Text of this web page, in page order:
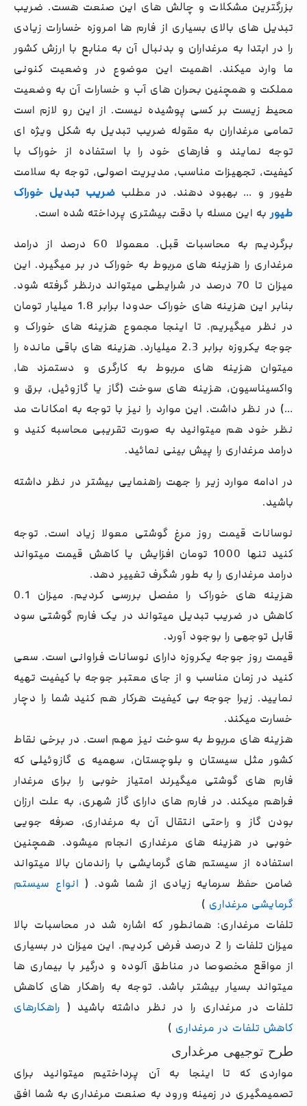
بزرگترین مشکلات و چالش های این صنعت هست. ضریب
تبدیل های بالای بسیاری از فارم ها امروزه خسارات زیادی
را در ابتدا به مرغداران و بدنبال آن به منابع با ارزش کشور
ما وارد میکند. اهمیت این موضوع در وضعیت کنونی
مملکت و همچنین بحران های آب و خسارات آن به وضعیت
محیط زیست بر کسی پوشیده نیست. از این رو لازم است
تمامی مرغداران به مقوله ضریب تبدیل به شکل ویژه ای
توجه نمایند و فارهای خود را با استفاده از خوراک با
کیفیت، تجهیزات مناسب، مدیریت اصولی، توجه به سلامت
طیور و … بهبود دهند. در مطلب ضریب تبدیل خوراک
طیور به این مسله با دقت بیشتری پرداخته شده است.
برگردیم به محاسبات قبل. معمولا 60 درصد از درامد
مرغداری را هزینه های مربوط به خوراک در بر میگیرد. این
میزان تا 70 درصد در شرایطی میتواند درنظر گرفته شود.
بنابر این هزینه های خوراک حدودا برابر 1.8 میلیار تومان
در نظر میگیریم. تا اینجا مجموع هزینه های خوراک و
جوجه یکروزه برابر 2.3 میلیارد. هزینه های باقی مانده را
میتوان هزینه های مربوط به کارگری و دستمزد ها،
واکسیناسیون، هزینه های سوخت (گاز یا گازوئیل، برق و
…) در نظر داشت. این موارد را نیز با توجه به امکانات مد
نظر خود هم میتوانید به صورت تقریبی محاسبه کنید و
درامد مرغداری را پیش بینی نمائید.
در ادامه موارد زیر را جهت راهنمایی بیشتر در نظر داشته
باشید.
نوسانات قیمت روز مرغ گوشتی معولا زیاد است. توجه
کنید تنها 1000 تومان افزایش یا کاهش قیمت میتواند
درامد مرغداری را به طور شگرف تغییر دهد.
هزینه های خوراک را مفصل بررسی کردیم. میزان 0.1
کاهش در ضریب تبدیل میتواند در یک فارم گوشتی سود
قابل توجهی را بوجود آورد.
قیمت روز جوجه یکروزه دارای نوسانات فراوانی است. سعی
کنید در زمان مناسب و از جای معتبر جوجه با کیفیت تهیه
نمایید. زیرا جوجه بی کیفیت هرکار هم کنید شما را دچار
خسارت میکند.
هزینه های مربوط به سوخت نیز مهم است. در برخی نقاط
کشور مثل سیستان و بلوچستان، سهمیه ی گازوئیلی که
فارم های گوشتی میگیرند امتیاز خوبی را برای مرغدار
فراهم میکند. در فارم های دارای گاز شهری، به علت ارزان
بودن گاز و راحتی انتقال آن به مرغداری، صرفه جویی
خوبی در هزینه های مرغداری انجام میشود. همچنین
استفاده از سیستم های گرمایشی با راندمان بالا میتواند
ضامن حفظ سرمایه زیادی از شما شود. ( انواع سیستم
گرمایشی مرغداری )
تلفات مرغداری: همانطور که اشاره شد در محاسبات بالا
میزان تلفات را 2 درصد فرض کردیم. این میزان در بسیاری
از مواقع مخصوصا در مناطق آلوده و درگیر با بیماری ها
میتواند بسیار بیشتر باشد. توجه به راهکار های کاهش
تلفات در مرغداری را در نظر داشته باشید ( راهکارهای
کاهش تلفات در مرغداری )
طرح توجیهی مرغداری
مواردی که تا اینجا به آن پرداختیم میتوانید برای
تصمیمگیری در زمینه ورود به صنعت مرغداری به شما افق